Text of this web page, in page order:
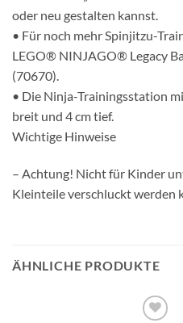
oder neu gestalten kannst.
• Für noch mehr Spinjitzu-
LEGO® NINJAGO® Legacy
(70670).
• Die Ninja-Trainingsstation
breit und 4 cm tief.
Wichtige Hinweise
– Achtung! Nicht für Kinder
Kleinteile verschluckt werden
ÄHNLICHE PRODUKTE